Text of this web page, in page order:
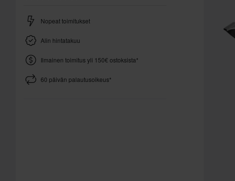
Nopeat toimitukset
Alin hintatakuu
Ilmainen toimitus yli 150€ ostoksista*
60 päivän palautusoikeus*